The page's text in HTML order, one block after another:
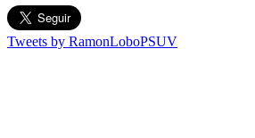
Tweets by RamonLoboPSUV